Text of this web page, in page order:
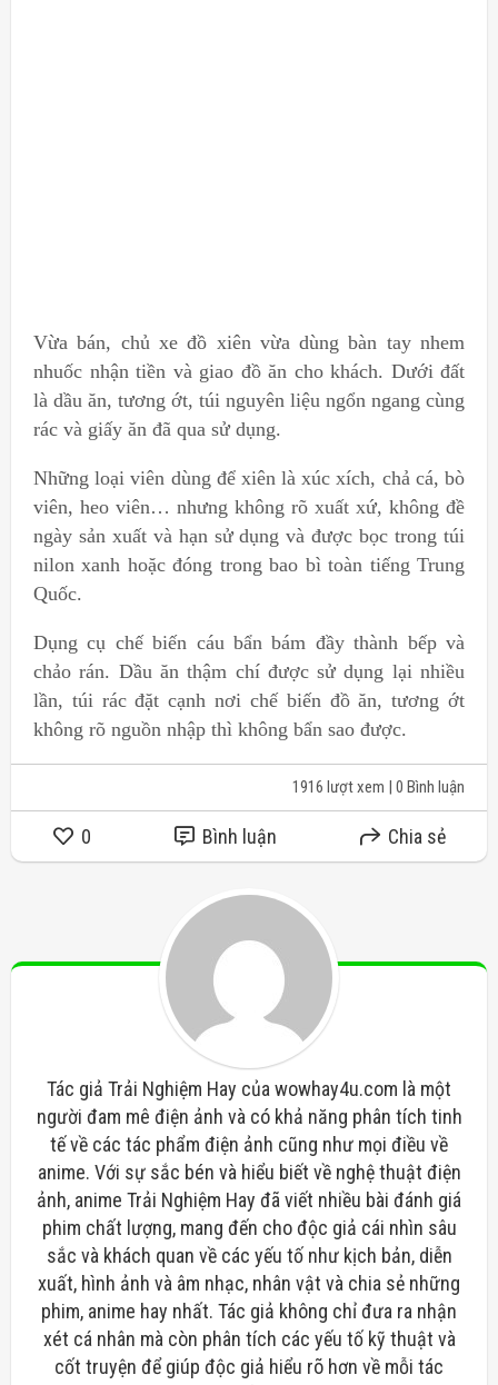
Vừa bán, chủ xe đồ xiên vừa dùng bàn tay nhem
nhuốc nhận tiền và giao đồ ăn cho khách. Dưới đất
là dầu ăn, tương ớt, túi nguyên liệu ngổn ngang cùng
rác và giấy ăn đã qua sử dụng.
Những loại viên dùng để xiên là xúc xích, chả cá, bò
viên, heo viên… nhưng không rõ xuất xứ, không đề
ngày sản xuất và hạn sử dụng và được bọc trong túi
nilon xanh hoặc đóng trong bao bì toàn tiếng Trung
Quốc.
Dụng cụ chế biến cáu bẩn bám đầy thành bếp và
chảo rán. Dầu ăn thậm chí được sử dụng lại nhiều
lần, túi rác đặt cạnh nơi chế biến đồ ăn, tương ớt
không rõ nguồn nhập thì không bẩn sao được.
1916 lượt xem | 0 Bình luận
0 Bình luận Chia sẻ
Tác giả Trải Nghiệm Hay của wowhay4u.com là một
người đam mê điện ảnh và có khả năng phân tích tinh
tế về các tác phẩm điện ảnh cũng như mọi điều về
anime. Với sự sắc bén và hiểu biết về nghệ thuật điện
ảnh, anime Trải Nghiệm Hay đã viết nhiều bài đánh giá
phim chất lượng, mang đến cho độc giả cái nhìn sâu
sắc và khách quan về các yếu tố như kịch bản, diễn
xuất, hình ảnh và âm nhạc, nhân vật và chia sẻ những
phim, anime hay nhất. Tác giả không chỉ đưa ra nhận
xét cá nhân mà còn phân tích các yếu tố kỹ thuật và
cốt truyện để giúp độc giả hiểu rõ hơn về mỗi tác